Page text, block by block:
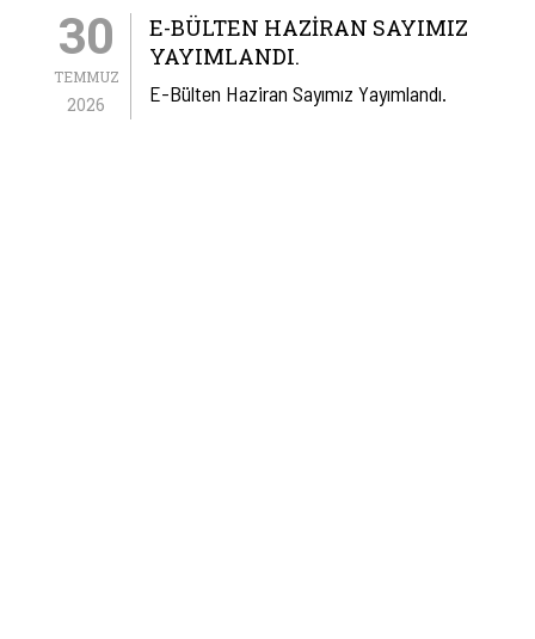
30
TEMMUZ
2026
E-BÜLTEN HAZIRAN SAYIMIZ
YAYIMLANDI.
E-Bülten Haziran Sayımız Yayımlandı.